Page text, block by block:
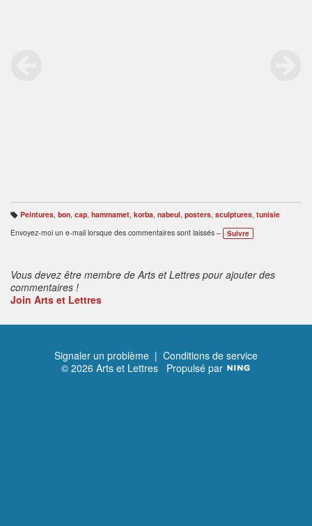
B
ali
s
Peintures, bon, cap, hammamet, korba, nabeul, posters, sculptures, tunisie
Envoyez-moi un e-mail lorsque des commentaires sont laissés –
Suivre
Vous devez être membre de Arts et Lettres pour ajouter des
commentaires !
Join Arts et Lettres
Signaler un problème | Conditions de service
© 2026 Arts et Lettres Propulsé par